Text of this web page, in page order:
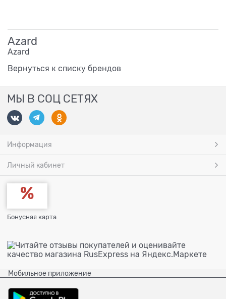
Azard
Azard
Вернуться к списку брендов
МЫ В СОЦ СЕТЯХ
Информация
Личный кабинет
Бонусная карта
Мобильное приложение